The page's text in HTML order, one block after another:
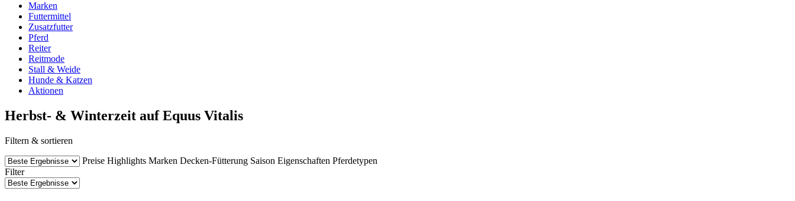
Marken
Futtermittel
Zusatzfutter
Pferd
Reiter
Reitmode
Stall & Weide
Hunde & Katzen
Aktionen
Herbst- & Winterzeit auf Equus Vitalis
Filtern & sortieren
Preise Highlights Marken Decken-Fütterung Saison Eigenschaften Pferdetypen
Filter